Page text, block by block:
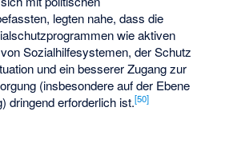
legten nahe, dass die
wie aktiven
Sozialhilfesystemen, der Schutz
und ein besserer Zugang zur
(insbesondere auf der Ebene
dringend erforderlich ist.[50]